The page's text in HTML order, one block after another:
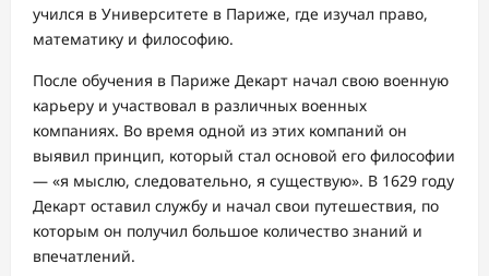
учился в Университете в Париже, где изучал право,
математику и философию.
После обучения в Париже Декарт начал свою военную
карьеру и участвовал в различных военных
компаниях. Во время одной из этих компаний он
выявил принцип, который стал основой его философии
— «я мыслю, следовательно, я существую». В 1629 году
Декарт оставил службу и начал свои путешествия, по
которым он получил большое количество знаний и
впечатлений.